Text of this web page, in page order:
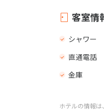
客室情
シャワー
直通電話
金庫
ホテルの情報